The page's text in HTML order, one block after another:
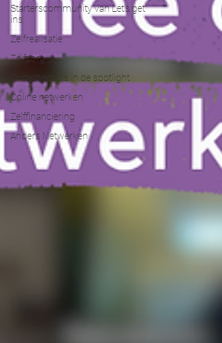
Starterscommunity van Let's get
ins
Zelfrealisatie
Zelfzorg
Ondernemers in de spotlight
Online netwerken
Zelffinanciering
Anders Netwerken